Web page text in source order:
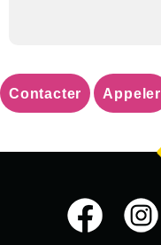
Contacter Appeler